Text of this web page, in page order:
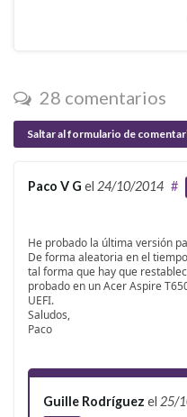
28 comentarios
Saltar al formulario de
Paco V G el 24/10/2014 #
He probado la última versión
De forma aleatoria en el
tal forma que hay que
probado en un Acer Aspire
UEFI.
Saludos,
Paco
Guille Rodríguez el 25/